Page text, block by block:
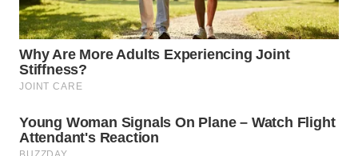
WN
BEKASI
WN
BOGOR
WN
DEPOK